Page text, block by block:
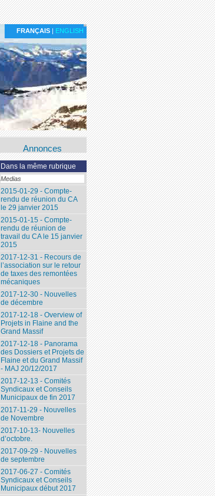
Annonces
Dans la même rubrique
Medias
2015-01-29 - Compte-
rendu de réunion du CA
le 29 janvier 2015
2015-01-15 - Compte-
rendu de réunion de
travail du CA le 15 janvier
2015
2017-12-31 - Recours de
l’association sur le retour
de taxes des remontées
mécaniques
2017-12-30 - Nouvelles
de décembre
2017-12-18 - Overview of
Projets in Flaine and the
Grand Massif
2017-12-18 - Panorama
des Dossiers et Projets de
Flaine et du Grand Massif
- MAJ 20/12/2017
2017-12-13 - Comités
Syndicaux et Conseils
Municipaux de fin 2017
2017-11-29 - Nouvelles
de Novembre
2017-10-13- Nouvelles
d’octobre.
2017-09-29 - Nouvelles
de septembre
2017-06-27 - Comités
Syndicaux et Conseils
Municipaux début 2017
FRANÇAIS | ENGLISH